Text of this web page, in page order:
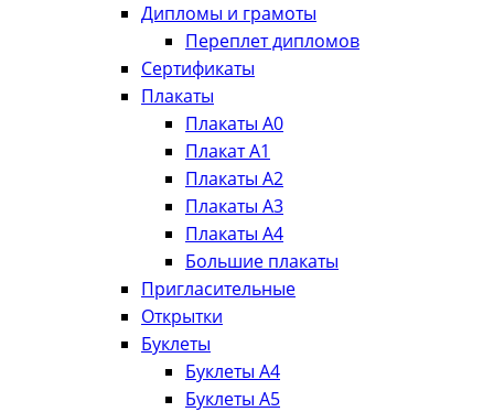
Дипломы и грамоты
Переплет дипломов
Сертификаты
Плакаты
Плакаты А0
Плакат А1
Плакаты А2
Плакаты А3
Плакаты А4
Большие плакаты
Пригласительные
Открытки
Буклеты
Буклеты А4
Буклеты А5